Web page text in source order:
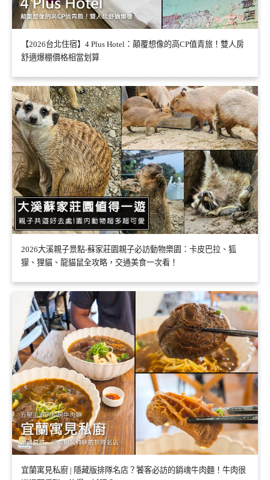
【2026台北住宿】4 Plus Hotel：顛覆想像的高CP值青旅！雙人房
舒適爆棚價格相當划算
2026大溪親子景點-蘇家莊園親子必訪動物樂園：卡皮巴拉、狐
獴、狸貓、龍貓鼠全攻略，交通美食一次看！
宜蘭寓見私廚 | 隱藏版排隊名店？饕客必訪的銷魂牛肉麵！牛肉很